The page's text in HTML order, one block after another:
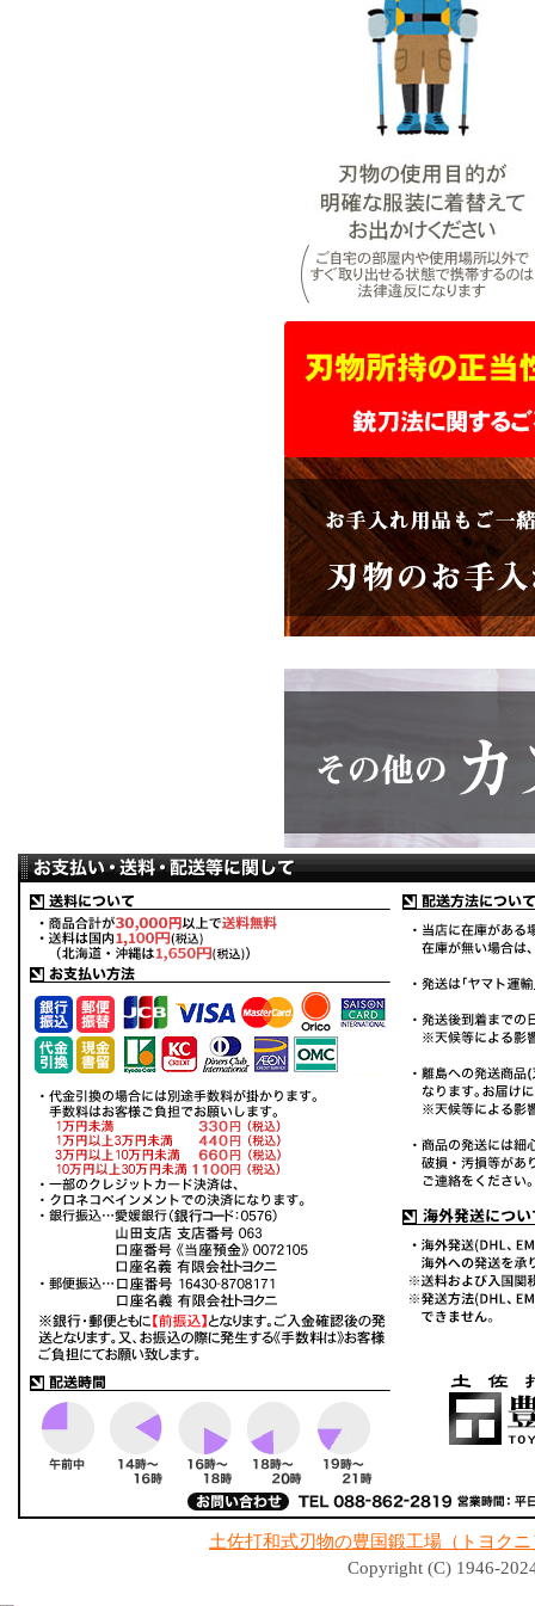
土佐打和式刃物の豊国鍛工場（トヨクニ
Copyright (C) 1946-